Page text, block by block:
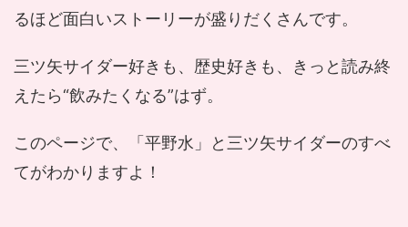
るほど面白いストーリーが盛りだくさんです。
三ツ矢サイダー好きも、歴史好きも、きっと読み終
えたら“飲みたくなる”はず。
このページで、「平野水」と三ツ矢サイダーのすべ
てがわかりますよ！